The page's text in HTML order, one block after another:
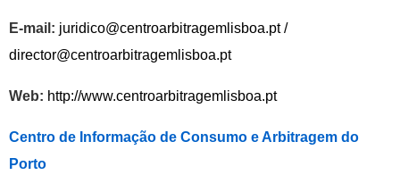
E-mail: juridico@centroarbitragemlisboa.pt /
director@centroarbitragemlisboa.pt
Web: http://www.centroarbitragemlisboa.pt
Centro de Informação de Consumo e Arbitragem do
Porto